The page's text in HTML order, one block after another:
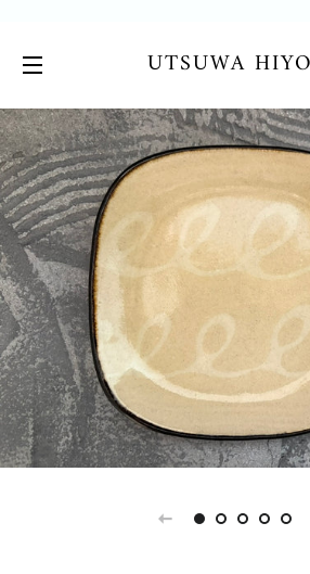
UTSUWA